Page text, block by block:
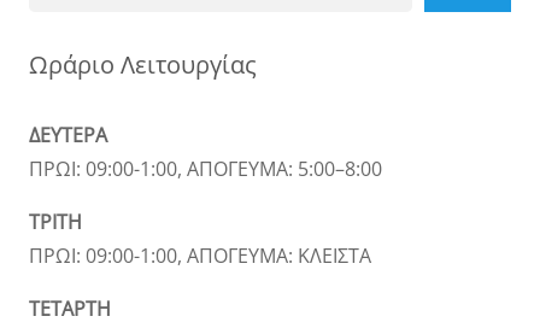
Ωράριο Λειτουργίας
ΔΕΥΤΕΡΑ
ΠΡΩΙ: 09:00-1:00, ΑΠΟΓΕΥΜΑ: 5:00–8:00
ΤΡΙΤΗ
ΠΡΩΙ: 09:00-1:00, ΑΠΟΓΕΥΜΑ: ΚΛΕΙΣΤΑ
ΤΕΤΑΡΤΗ